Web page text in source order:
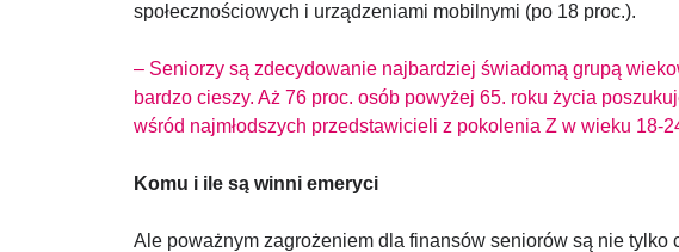
społecznościowych i urządzeniami mobilnymi (po 18 proc.).
– Seniorzy są zdecydowanie najbardziej świadomą grupą
bardzo cieszy. Aż 76 proc. osób powyżej 65. roku życia
wśród najmłodszych przedstawicieli z pokolenia Z w wieku 18-
Komu i ile są winni emeryci
Ale poważnym zagrożeniem dla finansów seniorów są nie tylko